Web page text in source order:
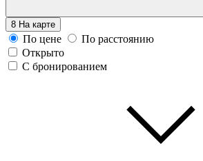
8 На карте
По цене
По расстоянию
Открыто
С бронированием